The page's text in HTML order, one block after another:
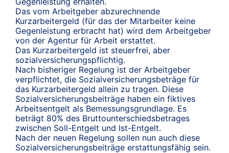
Das vom Arbeitgeber abzurechnende
Kurzarbeitergeld (für das der Mitarbeiter keine
Gegenleistung erbracht hat) wird dem Arbeitgeber
von der Agentur für Arbeit erstattet.
Das Kurzarbeitergeld ist steuerfrei, aber
sozialversicherungspflichtig.
Nach bisheriger Regelung ist der Arbeitgeber
verpflichtet, die Sozialversicherungsbeträge für
das Kurzarbeitergeld allein zu tragen. Diese
Sozialversicherungsbeiträge haben ein fiktives
Arbeitsentgelt als Bemessungsgrundlage. Es
beträgt 80% des Bruttounterschiedsbetrages
zwischen Soll-Entgelt und Ist-Entgelt.
Nach der neuen Regelung sollen nun auch diese
Sozialversicherungsbeiträge erstattungsfähig sein.